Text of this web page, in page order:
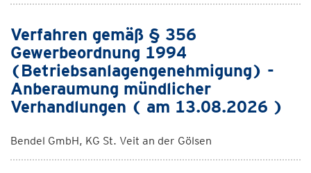
Verfahren gemäß § 356
Gewerbeordnung 1994
(Betriebsanlagengenehmigung) -
Anberaumung mündlicher
Verhandlungen ( am 13.08.2026 )
Bendel GmbH, KG St. Veit an der Gölsen